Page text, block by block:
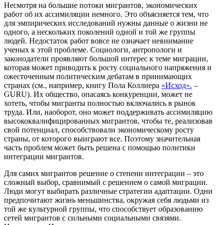
Несмотря на большие потоки мигрантов, экономических
работ об их ассимиляции немного. Это объясняется тем, что
для эмпирических исследований нужны данные о жизни не
одного, а нескольких поколений одной и той же группы
людей. Недостаток работ вовсе не означает невнимание
ученых к этой проблеме. Социологи, антропологи и
законодатели проявляют большой интерес к теме миграции,
которая может приводить к росту социального напряжения и
ожесточенным политическим дебатам в принимающих
странах (см., например, книгу Пола Коллиера «Исход». –
GURU). Их общество, опасаясь конкуренции, может не
хотеть, чтобы мигранты полностью включались в рынок
труда. Или, наоборот, оно может поддерживать ассимиляцию
высококвалифицированных мигрантов, чтобы те, реализовав
свой потенциал, способствовали экономическому росту
страны, от которого выиграют все. Поэтому значительная
часть проблем может быть решена с помощью политики
интеграции мигрантов.
Для самих мигрантов решение о степени интеграции – это
сложный выбор, сравнимый с решением о самой миграции.
Люди могут выбирать различные стратегии адаптации. Одни
предпочитают жизнь меньшинства, окружая себя людьми из
той же культурной группы, что способствует образованию
сетей мигрантов с сильными социальными связями.